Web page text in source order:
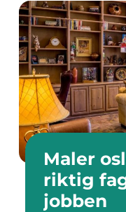
Maler oslo slik
riktig
jobben